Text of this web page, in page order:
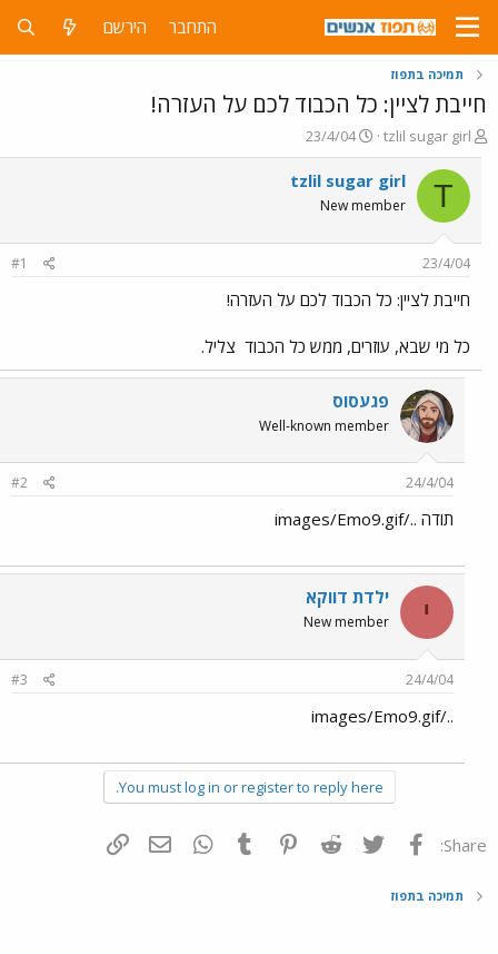
התחבר הירשם
תמיכה בתפוז
חייבת לציין: כל הכבוד לכם על העזרה!
פ
ו
ת
ח
ה
ש
א
tzlil sugar girl
פ
ו
ר
ס
ם
ר
23/4/04
T
tzlil sugar girl
New member
23/4/04
#1
חייבת לציין: כל הכבוד לכם על העזרה!
כל מי שבא, עוזרים, ממש כל הכבוד צליל.
פגעסוס
Well-known member
24/4/04
#2
תודה ../images/Emo9.gif
י ילדת דווקא
New member
24/4/04
#3
../images/Emo9.gif
You must log in or register to reply here.
Share: פייסבוק Twitter
Reddit
Pinterest
Tumblr
WhatsAppדואר אלקטרוני
תמיכה בתפוז